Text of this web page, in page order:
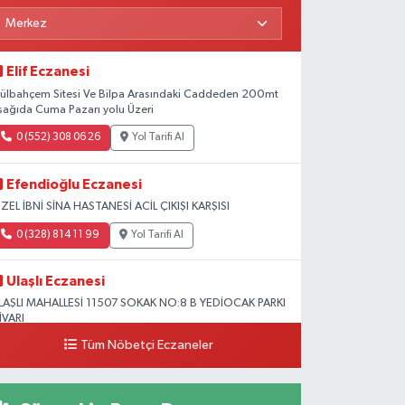
Elif Eczanesi
Sitesi Ve Bilpa Arasındaki Caddeden 200mt
Cuma Pazarı yolu Üzeri
0 (552) 308 06 26 Yol Tarifi Al
Efendioğlu Eczanesi
İBNİ SİNA HASTANESİ ACİL ÇIKIŞI KARŞISI
0 (328) 814 11 99 Yol Tarifi Al
Ulaşlı Eczanesi
MAHALLESİ 11507 SOKAK NO:8 B YEDİOCAK PARKI
0 (546) 158 81 80 Yol Tarifi Al
Tüm Nöbetçi Eczaneler